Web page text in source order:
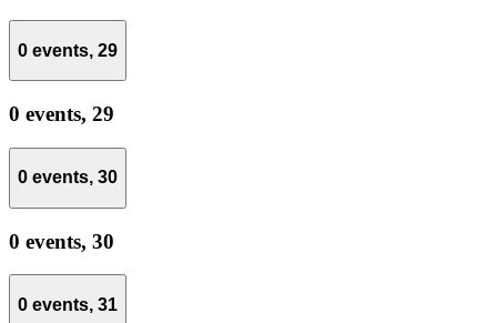
0 events, 29
0 events, 29
0 events, 30
0 events, 30
0 events, 31